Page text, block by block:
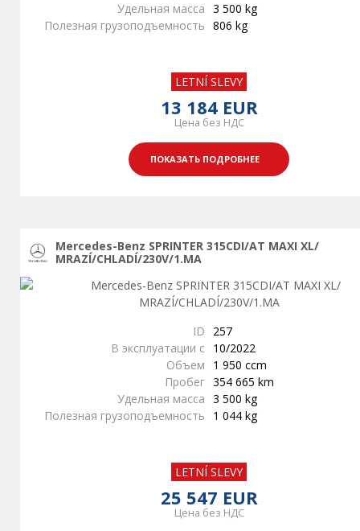
Удельная масса 3 500 kg
Полезная грузоподъемность 806 kg
LETNÍ SLEVY
13 184 EUR
Цена без НДС
ПОКАЗАТЬ ПОДРОБНЕЕ
Mercedes-Benz SPRINTER 315CDI/AT MAXI XL/
MRAZÍ/CHLADÍ/230V/1.MA
ID
257
В эксплуатации с 10/2022
Объем
1 950 ccm
Пробег 354 665 km
Удельная масса 3 500 kg
Полезная грузоподъемность
1 044 kg
LETNÍ SLEVY
25 547 EUR
Цена без НДС